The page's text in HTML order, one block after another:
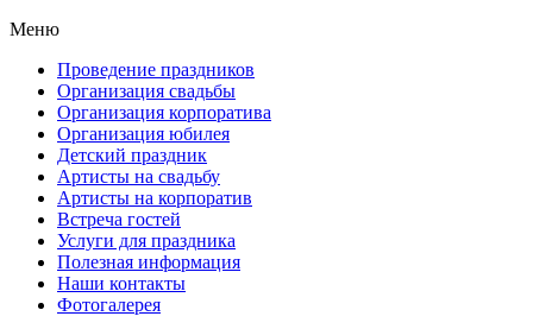
Меню
Проведение праздников
Организация свадьбы
Организация корпоратива
Организация юбилея
Детский праздник
Артисты на свадьбу
Артисты на корпоратив
Встреча гостей
Услуги для праздника
Полезная информация
Наши контакты
Фотогалерея